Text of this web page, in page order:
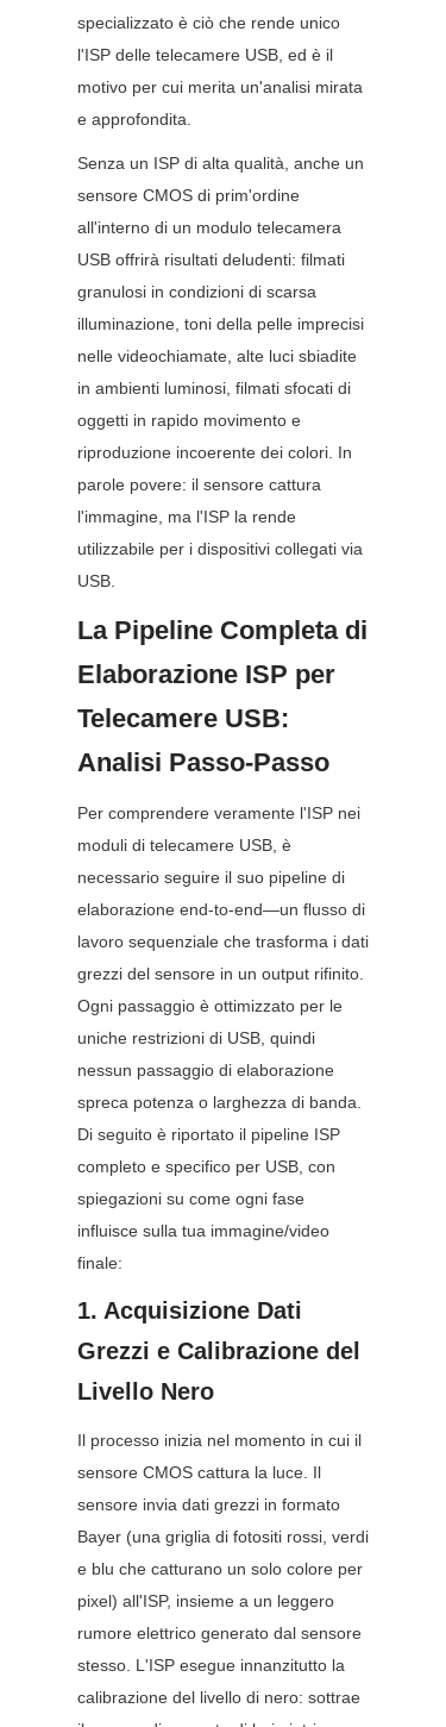
specializzato è ciò che rende unico
l'ISP delle telecamere USB, ed è il
motivo per cui merita un'analisi mirata
e approfondita.
Senza un ISP di alta qualità, anche un
sensore CMOS di prim'ordine
all'interno di un modulo telecamera
USB offrirà risultati deludenti: filmati
granulosi in condizioni di scarsa
illuminazione, toni della pelle imprecisi
nelle videochiamate, alte luci sbiadite
in ambienti luminosi, filmati sfocati di
oggetti in rapido movimento e
riproduzione incoerente dei colori. In
parole povere: il sensore cattura
l'immagine, ma l'ISP la rende
utilizzabile per i dispositivi collegati via
USB.
La Pipeline Completa di
Elaborazione ISP per
Telecamere USB:
Analisi Passo-Passo
Per comprendere veramente l'ISP nei
moduli di telecamere USB, è
necessario seguire il suo pipeline di
elaborazione end-to-end—un flusso di
lavoro sequenziale che trasforma i dati
grezzi del sensore in un output rifinito.
Ogni passaggio è ottimizzato per le
uniche restrizioni di USB, quindi
nessun passaggio di elaborazione
spreca potenza o larghezza di banda.
Di seguito è riportato il pipeline ISP
completo e specifico per USB, con
spiegazioni su come ogni fase
influisce sulla tua immagine/video
finale:
1. Acquisizione Dati
Grezzi e Calibrazione del
Livello Nero
Il processo inizia nel momento in cui il
sensore CMOS cattura la luce. Il
sensore invia dati grezzi in formato
Bayer (una griglia di fotositi rossi, verdi
e blu che catturano un solo colore per
pixel) all'ISP, insieme a un leggero
rumore elettrico generato dal sensore
stesso. L'ISP esegue innanzitutto la
calibrazione del livello di nero: sottrae